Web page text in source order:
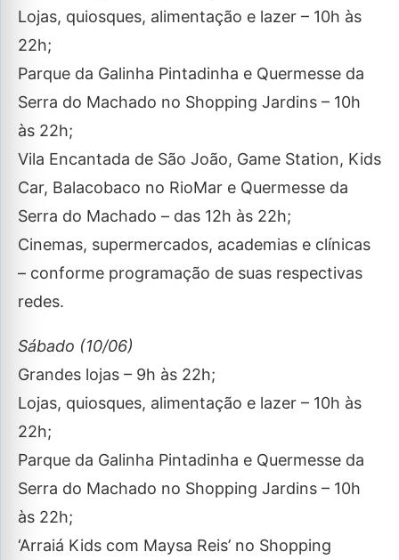
Lojas, quiosques, alimentação e lazer – 10h às
22h;
Parque da Galinha Pintadinha e Quermesse da
Serra do Machado no Shopping Jardins – 10h
às 22h;
Vila Encantada de São João, Game Station, Kids
Car, Balacobaco no RioMar e Quermesse da
Serra do Machado – das 12h às 22h;
Cinemas, supermercados, academias e clínicas
– conforme programação de suas respectivas
redes.
Sábado (10/06)
Grandes lojas – 9h às 22h;
Lojas, quiosques, alimentação e lazer – 10h às
22h;
Parque da Galinha Pintadinha e Quermesse da
Serra do Machado no Shopping Jardins – 10h
às 22h;
‘Arraiá Kids com Maysa Reis’ no Shopping